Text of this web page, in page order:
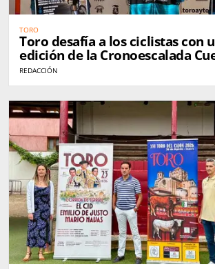
TORO
Toro desafía a los ciclistas con
edición de la Cronoescalada
REDACCIÓN